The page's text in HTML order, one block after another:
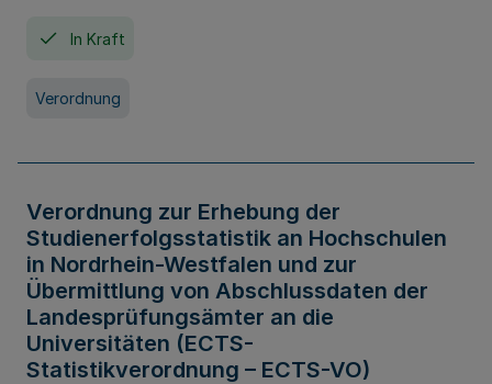
In Kraft
Verordnung
Verordnung zur Erhebung der
Studienerfolgsstatistik an Hochschulen
in Nordrhein-Westfalen und zur
Übermittlung von Abschlussdaten der
Landesprüfungsämter an die
Universitäten (ECTS-
Statistikverordnung – ECTS-VO)